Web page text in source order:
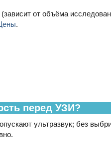
(зависит от объёма
.
перед УЗИ?
ультразвук; без